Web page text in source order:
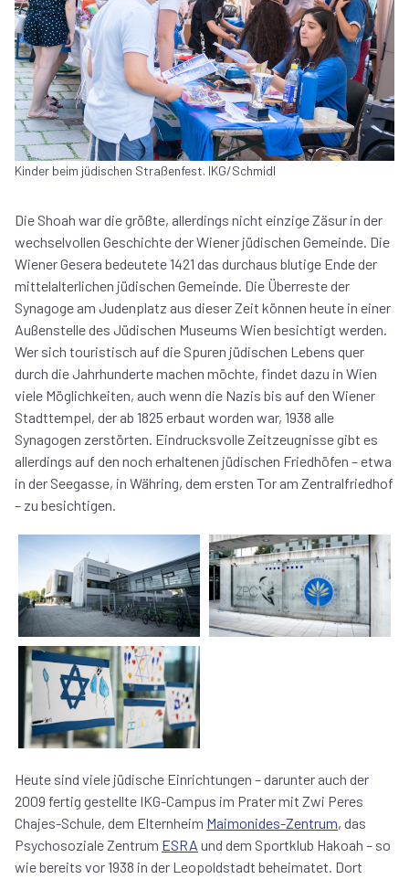
Kinder beim jüdischen Straßenfest. IKG/Schmidl
Die Shoah war die größte, allerdings nicht einzige Zäsur in der
wechselvollen Geschichte der Wiener jüdischen Gemeinde. Die
Wiener Gesera bedeutete 1421 das durchaus blutige Ende der
mittelalterlichen jüdischen Gemeinde. Die Überreste der
Synagoge am Judenplatz aus dieser Zeit können heute in einer
Außenstelle des Jüdischen Museums Wien besichtigt werden.
Wer sich touristisch auf die Spuren jüdischen Lebens quer
durch die Jahrhunderte machen möchte, findet dazu in Wien
viele Möglichkeiten, auch wenn die Nazis bis auf den Wiener
Stadttempel, der ab 1825 erbaut worden war, 1938 alle
Synagogen zerstörten. Eindrucksvolle Zeitzeugnisse gibt es
allerdings auf den noch erhaltenen jüdischen Friedhöfen – etwa
in der Seegasse, in Währing, dem ersten Tor am Zentralfriedhof
– zu besichtigen.
Heute sind viele jüdische Einrichtungen – darunter auch der
2009 fertig gestellte IKG-Campus im Prater mit Zwi Peres
Chajes-Schule, dem Elternheim Maimonides-Zentrum, das
Psychosoziale Zentrum ESRA und dem Sportklub Hakoah – so
wie bereits vor 1938 in der Leopoldstadt beheimatet. Dort